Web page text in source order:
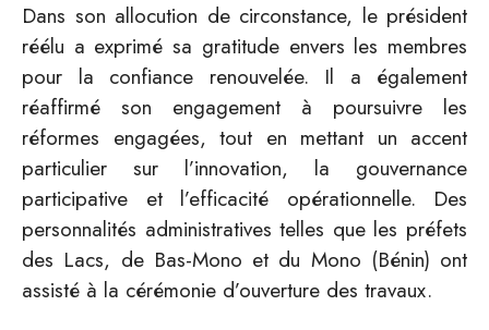
Dans son allocution de circonstance, le président
réélu a exprimé sa gratitude envers les membres
pour la confiance renouvelée. Il a également
réaffirmé son engagement à poursuivre les
réformes engagées, tout en mettant un accent
particulier sur l’innovation, la gouvernance
participative et l’efficacité opérationnelle. Des
personnalités administratives telles que les préfets
des Lacs, de Bas-Mono et du Mono (Bénin) ont
assisté à la cérémonie d’ouverture des travaux.